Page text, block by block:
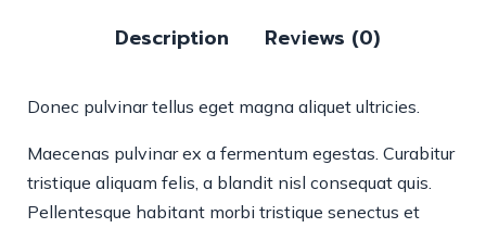
Description Reviews (0)
Donec pulvinar tellus eget magna aliquet ultricies.
Maecenas pulvinar ex a fermentum egestas. Curabitur
tristique aliquam felis, a blandit nisl consequat quis.
Pellentesque habitant morbi tristique senectus et